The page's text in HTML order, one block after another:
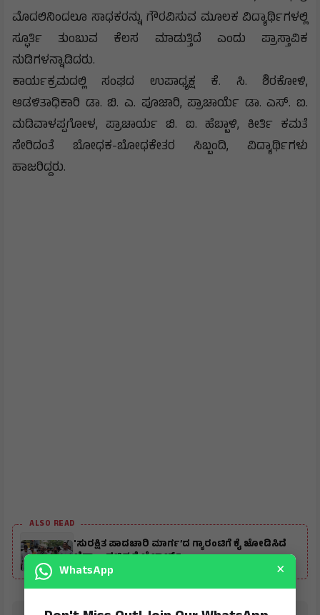
ಮೊದಲಿನಿಂದಲೂ ಸಾಧಕರನ್ನು ಗೌರವಿಸುವ ಮೂಲಕ ವಿದ್ಯಾರ್ಥಿಗಳಲ್ಲಿ
ಸ್ಫೂರ್ತಿ ತುಂಬುವ ಕೆಲಸ ಮಾಡುತ್ತಿದೆ ಎಂದು ಪ್ರಾಸ್ತಾವಿಕ
ನುಡಿಗಳನ್ನಾಡಿದರು.
ಕಾರ್ಯಕ್ರಮದಲ್ಲಿ ಸಂಘದ ಉಪಾಧ್ಯಕ್ಷ ಕೆ. ಸಿ. ಶಿರಕೋಳಿ,
ಆಡಳಿತಾಧಿಕಾರಿ ಡಾ. ಬಿ. ಎ. ಪೂಜಾರಿ, ಪ್ರಾಚಾರ್ಯೆ ಡಾ. ಎಸ್. ಐ.
ಮಡಿವಾಳಪ್ಪಗೋಳ, ಪ್ರಾಚಾರ್ಯ ಬಿ. ಐ. ಹೆಬ್ಬಾಳಿ, ಕೀರ್ತಿ ಕಮತೆ
ಸೇರಿದಂತೆ ಬೋಧಕ-ಬೋಧಕೇತರ ಸಿಬ್ಬಂದಿ, ವಿದ್ಯಾರ್ಥಿಗಳು
ಹಾಜರಿದ್ದರು.
ALSO READ
'ಸುರಕ್ಷಿತ ಪಾದಚಾರಿ ಮಾರ್ಗ’ದ ಗ್ಯಾರಂಟಿಗೆ ಕೈ ಜೋಡಿಸಿದೆ
ಬೆಸ್ಕಾಂ: ಸಚಿವ ಕೆ.ಜೆ.ಜಾರ್ಜ್
WhatsApp ×